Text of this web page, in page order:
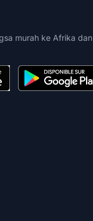
murah ke Afrika dan